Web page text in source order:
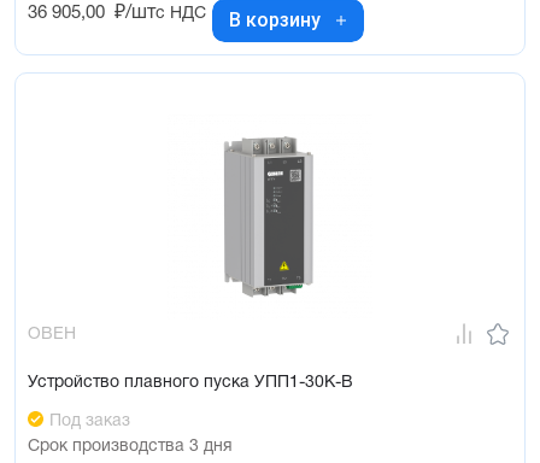
36 905,00 ₽/штс НДС В корзину
ОВЕН
Устройство плавного пуска УПП1-30К-В
Под заказ
Срок производства 3 дня